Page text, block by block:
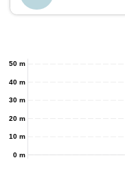
0 m
10 m
20 m
30 m
40 m
50 m